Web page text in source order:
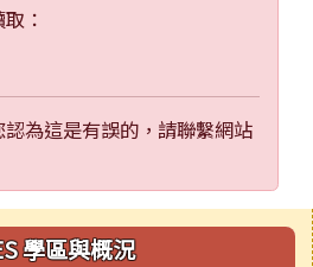
：
為這是有誤的，請聯繫網站
學區與概況